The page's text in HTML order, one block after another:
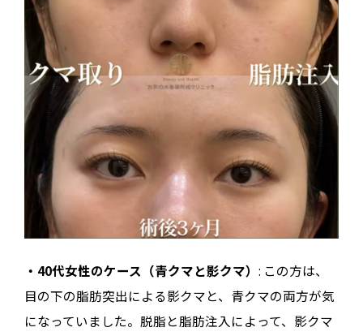
・40代女性のケース（青クマと影クマ） : この方は、
目の下の脂肪突出による影クマと、青クマの両方が気
になっていました。脱脂と脂肪注入によって、影クマ